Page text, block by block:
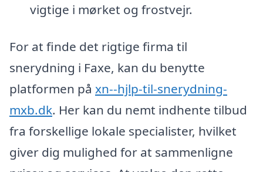
vigtige i mørket og frostvejr.
For at finde det rigtige firma til
snerydning i Faxe, kan du benytte
platformen på xn--hjlp-til-snerydning-
mxb.dk. Her kan du nemt indhente tilbud
fra forskellige lokale specialister, hvilket
giver dig mulighed for at sammenligne